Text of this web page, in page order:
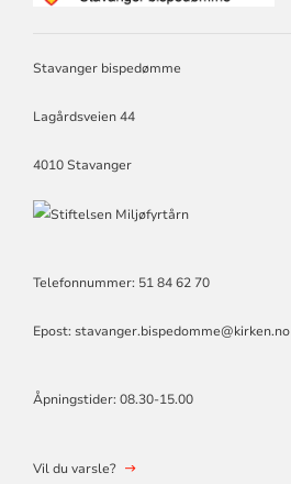
Stavanger bispedømme
Lagårdsveien 44
4010 Stavanger
Telefonnummer: 51 84 62 70
Epost: stavanger.bispedomme@kirken.no
Åpningstider: 08.30-15.00
Vil du varsle?